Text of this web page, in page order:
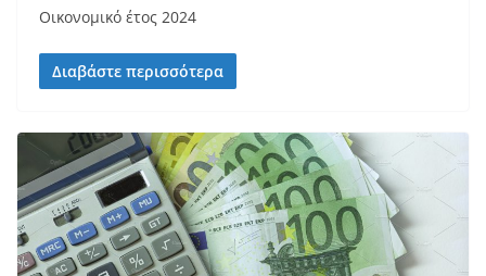
Οικονομικό έτος 2024
Διαβάστε περισσότερα